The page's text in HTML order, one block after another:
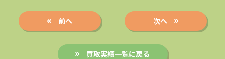
前へ 次へ
買取実績一覧に戻る